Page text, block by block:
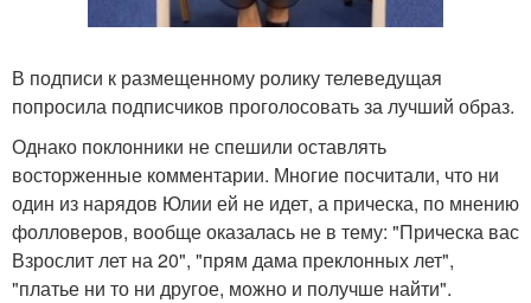
В подписи к размещенному ролику телеведущая
попросила подписчиков проголосовать за лучший образ.
Однако поклонники не спешили оставлять
восторженные комментарии. Многие посчитали, что ни
один из нарядов Юлии ей не идет, а прическа, по мнению
фолловеров, вообще оказалась не в тему: "Прическа вас
Взрослит лет на 20", "прям дама преклонных лет",
"платье ни то ни другое, можно и получше найти".